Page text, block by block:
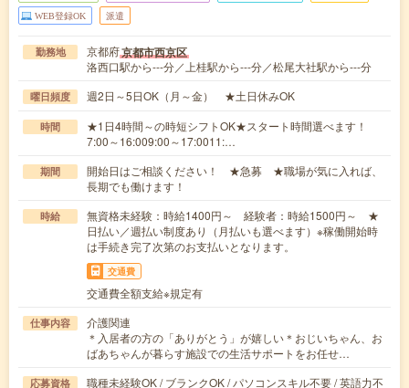
WEB登録OK 派遣
勤務地 京都府京都市西京区
洛西口駅から---分／上桂駅から---分／松尾大社駅から---分
曜日頻度 週2日～5日OK（月～金） ★土日休みOK
時間
★1日4時間～の時短シフトOK★スタート時間選べます！
7:00～16:009:00～17:0011:…
期間
開始日はご相談ください！ ★急募 ★職場が気に入れば、
長期でも働けます！
時給
無資格未経験：時給1400円～ 経験者：時給1500円～ ★
日払い／週払い制度あり（月払いも選べます）※稼働開始時
は手続き完了次第のお支払いとなります。
交通費
交通費全額支給※規定有
仕事内容
介護関連
＊入居者の方の「ありがとう」が嬉しい＊おじいちゃん、お
ばあちゃんが暮らす施設での生活サポートをお任せ…
応募資格
職種未経験OK / ブランクOK / パソコンスキル不要 / 英語力不